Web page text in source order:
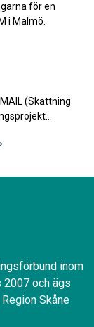
för en
i Malmö.
(Skattning
inom
2007 och ägs
Skåne